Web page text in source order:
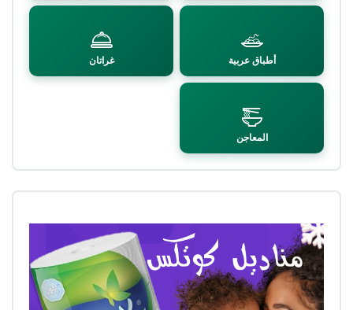
أطباق عربية غراتان
المعاجن